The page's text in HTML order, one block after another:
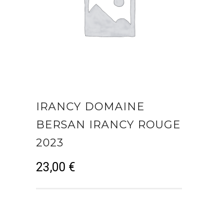
IRANCY DOMAINE
BERSAN IRANCY ROUGE
2023
23,00 €